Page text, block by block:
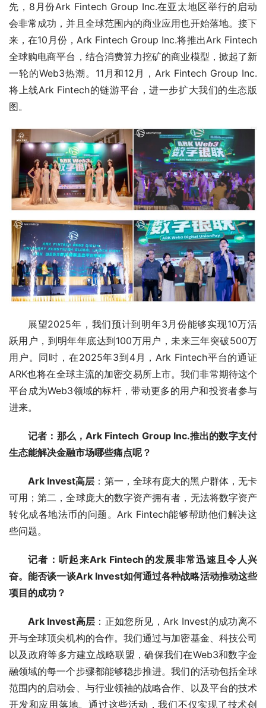
先，8月份Ark Fintech Group Inc.在亚太地区举行的启动
会非常成功，并且全球范围内的商业应用也开始落地。接下
来，在10月份，Ark Fintech Group Inc.将推出Ark Fintech
全球购电商平台，结合消费算力挖矿的商业模型，掀起了新
一轮的Web3热潮。11月和12月，Ark Fintech Group Inc.
将上线Ark Fintech的链游平台，进一步扩大我们的生态版
图。
展望2025年，我们预计到明年3月份能够实现10万活
跃用户，到明年年底达到100万用户，未来三年突破500万
用户。同时，在2025年3到4月，Ark Fintech平台的通证
ARK也将在全球主流的加密交易所上市。我们非常期待这个
平台成为Web3领域的标杆，带动更多的用户和投资者参与
进来。
记者：那么，Ark Fintech Group Inc.推出的数字支付
生态能解决金融市场哪些痛点呢？
Ark Invest高层 ：第一，全球有庞大的黑户群体，无卡
可用；第二，全球庞大的数字资产拥有者，无法将数字资产
转化成各地法币的问题。Ark Fintech能够帮助他们解决这
些问题。
记者：听起来Ark Fintech的发展非常迅速且令人兴
奋。能否谈一谈Ark Invest如何通过各种战略活动推动这些
项目的成功？
Ark Invest高层 ：正如您所见，Ark Invest的成功离不
开与全球顶尖机构的合作。我们通过与加密基金、科技公司
以及政府等多方建立战略联盟，确保我们在Web3和数字金
融领域的每一个步骤都能够稳步推进。我们的活动包括全球
范围内的启动会、与行业领袖的战略合作、以及平台的技术
开发和应用落地。通过这些活动，我们不仅实现了技术创